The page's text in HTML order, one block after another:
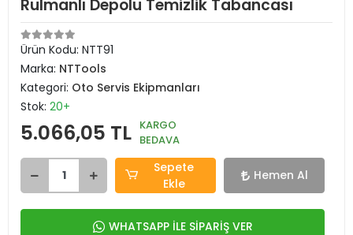
Rulmanlı Depolu Temizlik Tabancası
Ürün Kodu: NTT91
Marka: NTTools
Kategori: Oto Servis Ekipmanları
Stok: 20+
5.066,05 TL KARGO
BEDAVA
Sepete
Ekle
Hemen Al
WHATSAPP İLE SİPARİŞ VER